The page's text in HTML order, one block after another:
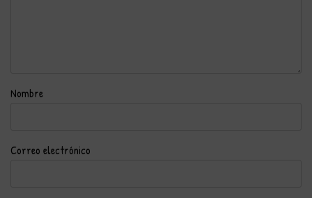
Nombre
Correo electrónico